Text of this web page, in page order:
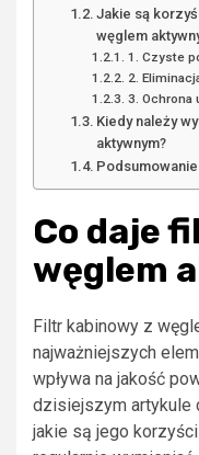
Jakie są
węglem
1. Czyste
2.
3. Ochrona
Kiedy należy
aktywnym?
Podsumowanie
Co daje
węglem
Filtr kabinowy z
najważniejszych
wpływa na jakość
dzisiejszym artykule
jakie są jego